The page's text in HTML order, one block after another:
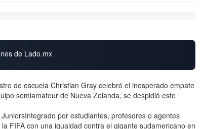
de Lado.mx
de escuela Christian Gray celebró el inesperado empate
semiamateur de Nueva Zelanda, se despidió este
por estudiantes, profesores o agentes
FIFA con una igualdad contra el gigante sudamericano en